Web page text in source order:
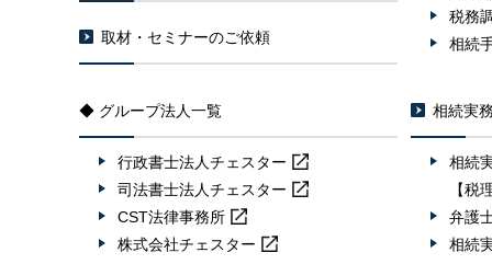
取材・セミナーのご依頼
税務
相続
◆ グループ法人一覧
行政書士法人チェスター
司法書士法人チェスター
CST法律事務所
株式会社チェスター
相続実
相続
【税
弁護
相続